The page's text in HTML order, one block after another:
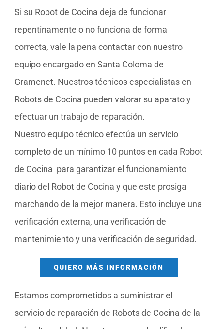
Si su Robot de Cocina deja de funcionar
repentinamente o no funciona de forma
correcta, vale la pena contactar con nuestro
equipo encargado en Santa Coloma de
Gramenet. Nuestros técnicos especialistas en
Robots de Cocina pueden valorar su aparato y
efectuar un trabajo de reparación.
Nuestro equipo técnico efectúa un servicio
completo de un mínimo 10 puntos en cada Robot
de Cocina para garantizar el funcionamiento
diario del Robot de Cocina y que este prosiga
marchando de la mejor manera. Esto incluye una
verificación externa, una verificación de
mantenimiento y una verificación de seguridad.
QUIERO MÁS INFORMACIÓN
Estamos comprometidos a suministrar el
servicio de reparación de Robots de Cocina de la